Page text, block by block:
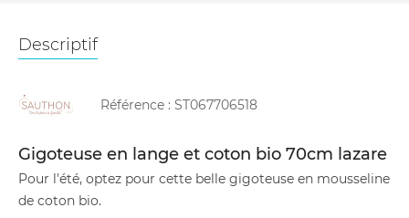
Descriptif
Référence : ST067706518
Gigoteuse en lange et coton bio 70cm lazare
Pour l'été, optez pour cette belle gigoteuse en mousseline
de coton bio.